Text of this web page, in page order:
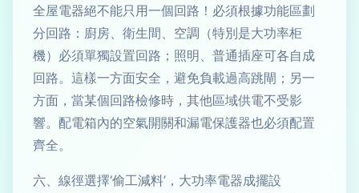
全屋電器絕不能只用一個回路！必須根據功能區劃
分回路：廚房、衛生間、空調（特別是大功率柜
機）必須單獨設置回路；照明、普通插座可各自成
回路。這樣一方面安全，避免負載過高跳閘；另一
方面，當某個回路檢修時，其他區域供電不受影
響。配電箱內的空氣開關和漏電保護器也必須配置
齊全。
六、線徑選擇‘偷工減料’，大功率電器成擺設